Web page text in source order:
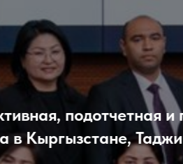
экономическая
Узбекистане